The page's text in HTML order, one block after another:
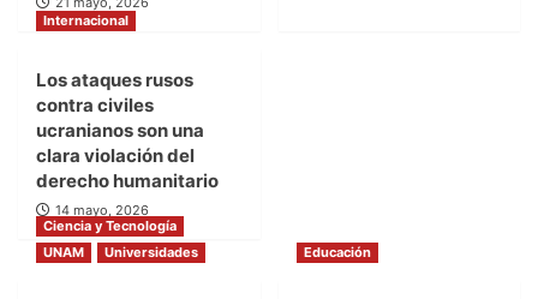
Internacional
Los ataques rusos
contra civiles
ucranianos son una
clara violación del
derecho humanitario
14 mayo, 2026
Ciencia y Tecnología
UNAM
Universidades Educación